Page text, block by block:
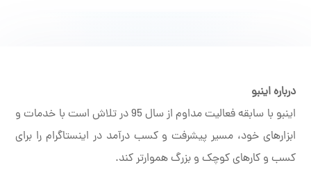
درباره اینبو
اینبو با سابقه فعالیت مداوم از سال 95 در تلاش است با خدمات و
ابزارهای خود، مسیر پیشرفت و کسب درآمد در اینستاگرام را برای
کسب و کارهای کوچک و بزرگ هموارتر کند.